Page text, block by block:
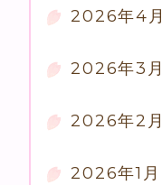
2026年4月
2026年3月
2026年2月
2026年1月